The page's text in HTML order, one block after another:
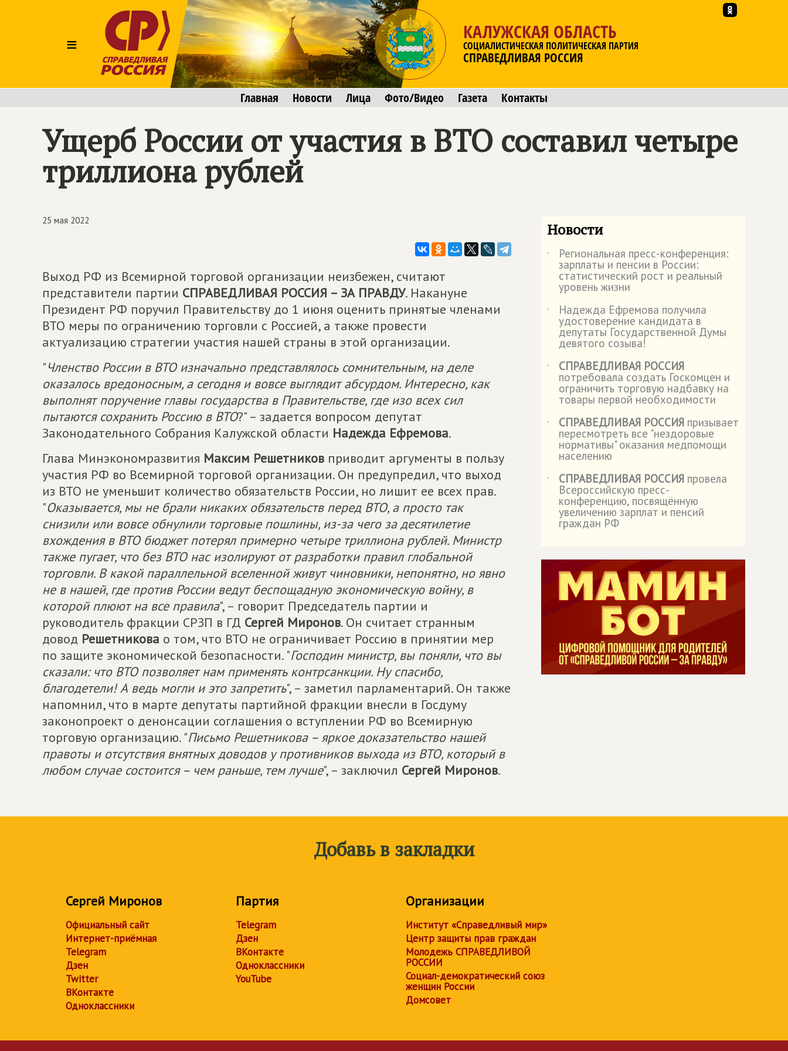
≡
КАЛУЖСКАЯ ОБЛАСТЬ
СОЦИАЛИСТИЧЕСКАЯ ПОЛИТИЧЕСКАЯ ПАРТИЯ
СПРАВЕДЛИВАЯ РОССИЯ
Главная Новости Лица Фото/Видео Газета Контакты
Ущерб России от участия в ВТО составил четыре
триллиона рублей
25 мая 2022
Выход РФ из Всемирной торговой организации неизбежен, считают
представители партии СПРАВЕДЛИВАЯ РОССИЯ – ЗА ПРАВДУ. Накануне
Президент РФ поручил Правительству до 1 июня оценить принятые членами
ВТО меры по ограничению торговли с Россией, а также провести
актуализацию стратегии участия нашей страны в этой организации.
"Членство России в ВТО изначально представлялось сомнительным, на деле
оказалось вредоносным, а сегодня и вовсе выглядит абсурдом. Интересно, как
выполнят поручение главы государства в Правительстве, где изо всех сил
пытаются сохранить Россию в ВТО?" – задается вопросом депутат
Законодательного Собрания Калужской области Надежда Ефремова.
Глава Минэкономразвития Максим Решетников приводит аргументы в пользу
участия РФ во Всемирной торговой организации. Он предупредил, что выход
из ВТО не уменьшит количество обязательств России, но лишит ее всех прав.
"Оказывается, мы не брали никаких обязательств перед ВТО, а просто так
снизили или вовсе обнулили торговые пошлины, из-за чего за десятилетие
вхождения в ВТО бюджет потерял примерно четыре триллиона рублей. Министр
также пугает, что без ВТО нас изолируют от разработки правил глобальной
торговли. В какой параллельной вселенной живут чиновники, непонятно, но явно
не в нашей, где против России ведут беспощадную экономическую войну, в
которой плюют на все правила", – говорит Председатель партии и
руководитель фракции СРЗП в ГД Сергей Миронов. Он считает странным
довод Решетникова о том, что ВТО не ограничивает Россию в принятии мер
по защите экономической безопасности. "Господин министр, вы поняли, что вы
сказали: что ВТО позволяет нам применять контрсанкции. Ну спасибо,
благодетели! А ведь могли и это запретить", – заметил парламентарий. Он также
напомнил, что в марте депутаты партийной фракции внесли в Госдуму
законопроект о денонсации соглашения о вступлении РФ во Всемирную
торговую организацию. "Письмо Решетникова – яркое доказательство нашей
правоты и отсутствия внятных доводов у противников выхода из ВТО, который в
любом случае состоится – чем раньше, тем лучше", – заключил Сергей Миронов.
Новости
˙ Региональная пресс-конференция:
зарплаты и пенсии в России:
статистический рост и реальный
уровень жизни
˙
Надежда Ефремова получила
удостоверение кандидата в
депутаты Государственной Думы
девятого созыва!
˙
СПРАВЕДЛИВАЯ РОССИЯ
потребовала создать Госкомцен и
ограничить торговую надбавку на
товары первой необходимости
˙
СПРАВЕДЛИВАЯ РОССИЯ призывает
пересмотреть все "нездоровые
нормативы" оказания медпомощи
населению
˙
СПРАВЕДЛИВАЯ РОССИЯ провела
Всероссийскую пресс-
конференцию, посвящённую
увеличению зарплат и пенсий
граждан РФ
Добавь в закладки
Сергей Миронов
Официальный сайт
Интернет-приёмная
Telegram
Дзен
Twitter
ВКонтакте
Одноклассники
Партия
Telegram
Дзен
ВКонтакте
Одноклассники
YouTube
Организации
Институт «Справедливый мир»
Центр защиты прав граждан
Молодежь СПРАВЕДЛИВОЙ
РОССИИ
Социал-демократический союз
женщин России
Домсовет